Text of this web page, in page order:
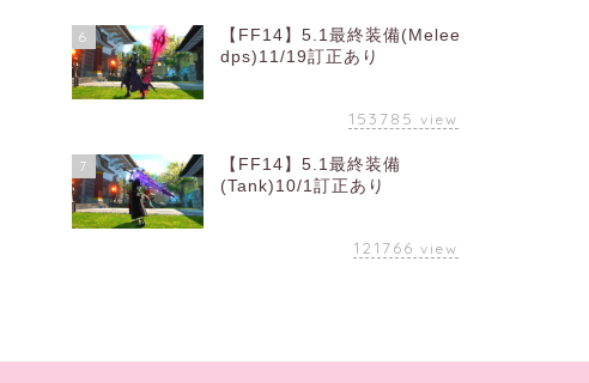
6
【FF14】5.1最終装備(Melee
dps)11/19訂正あり
153785 view
7
【FF14】5.1最終装備
(Tank)10/1訂正あり
121766 view